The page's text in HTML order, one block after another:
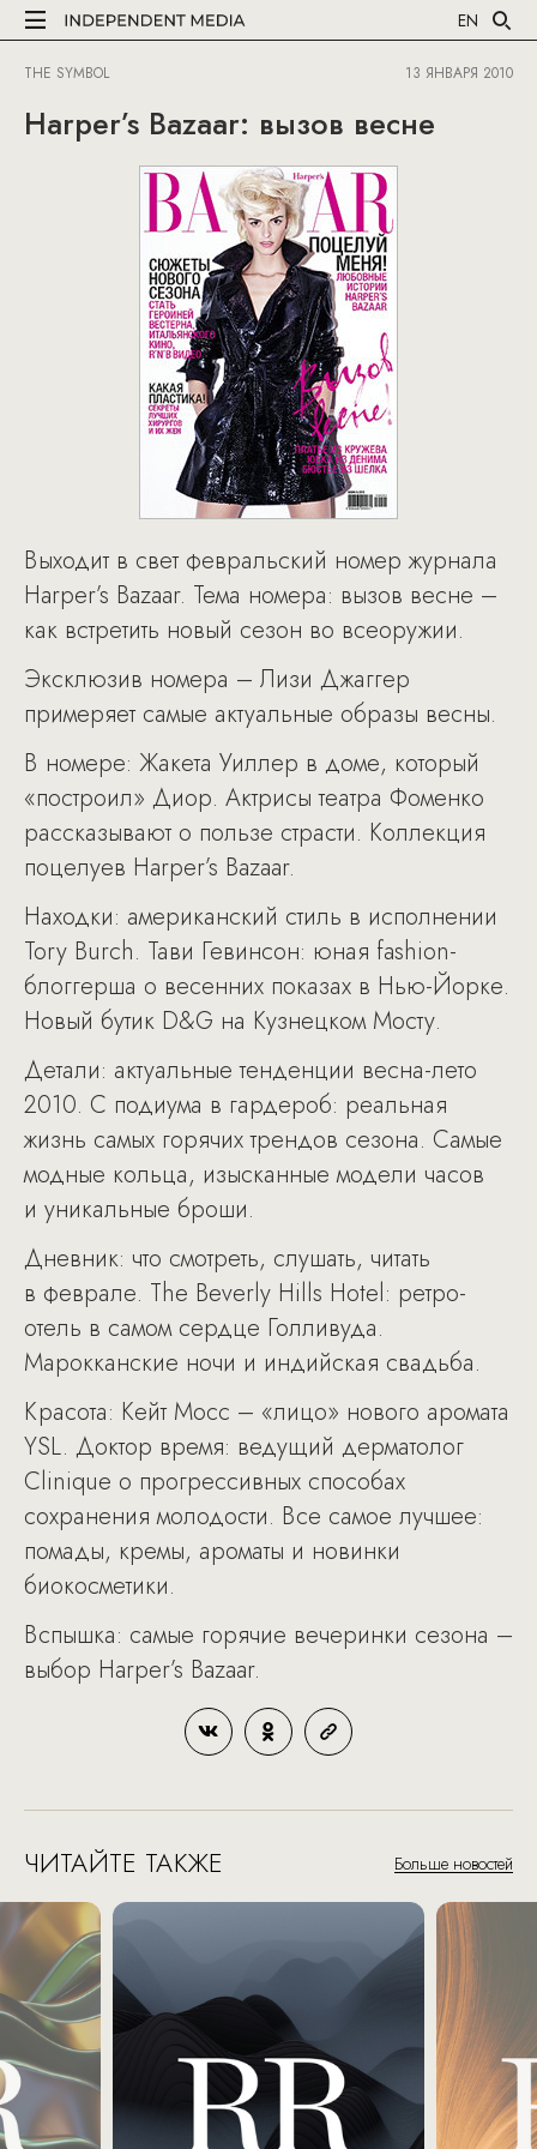
EN
THE SYMBOL 13 ЯНВАРЯ 2010
Harper’s Bazaar: вызов весне
Выходит в свет февральский номер журнала
Harper’s Bazaar. Тема номера: вызов весне –
как встретить новый сезон во всеоружии.
Эксклюзив номера – Лизи Джаггер
примеряет самые актуальные образы весны.
В номере: Жакета Уиллер в доме, который
«построил» Диор. Актрисы театра Фоменко
рассказывают о пользе страсти. Коллекция
поцелуев Harper’s Bazaar.
Находки: американский стиль в исполнении
Tory Burch. Тави Гевинсон: юная fashion-
блоггерша о весенних показах в Нью-Йорке.
Новый бутик D&G на Кузнецком Мосту.
Детали: актуальные тенденции весна-лето
2010. С подиума в гардероб: реальная
жизнь самых горячих трендов сезона. Самые
модные кольца, изысканные модели часов
и уникальные броши.
Дневник: что смотреть, слушать, читать
в феврале. The Beverly Hills Hotel: ретро-
отель в самом сердце Голливуда.
Марокканские ночи и индийская свадьба.
Красота: Кейт Мосс – «лицо» нового аромата
YSL. Доктор время: ведущий дерматолог
Clinique о прогрессивных способах
сохранения молодости. Все самое лучшее:
помады, кремы, ароматы и новинки
биокосметики.
Вспышка: самые горячие вечеринки сезона –
выбор Harper’s Bazaar.
ЧИТАЙТЕ ТАКЖЕ Больше новостей